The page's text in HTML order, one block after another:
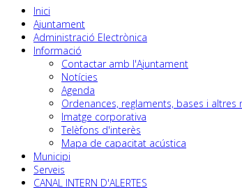
Inici
Ajuntament
Administració Electrònica
Informació
Contactar amb l'Ajuntament
Notícies
Agenda
Ordenances, reglaments, bases i altres
Imatge corporativa
Telèfons d'interès
Mapa de capacitat acústica
Municipi
Serveis
CANAL INTERN D'ALERTES